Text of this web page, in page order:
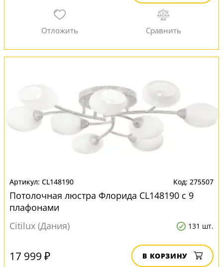
CL148190 275507
Потолочная люстра Флорида CL148190 с 9
плафонами
Citilux (Дания)
131 шт.
17 999 ₽ В КОРЗИНУ